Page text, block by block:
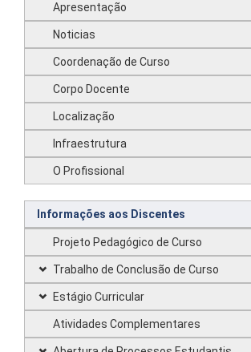
Apresentação
Noticias
Coordenação de Curso
Corpo Docente
Localização
Infraestrutura
O Profissional
Informações aos Discentes
Projeto Pedagógico de Curso
Trabalho de Conclusão de Curso
Estágio Curricular
Atividades Complementares